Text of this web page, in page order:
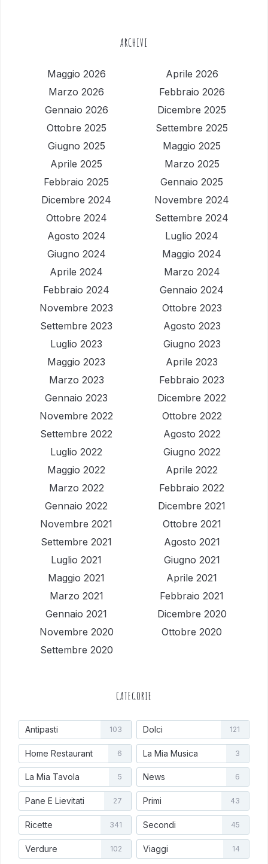
ARCHIVI
Maggio 2026
Aprile 2026
Marzo 2026
Febbraio 2026
Gennaio 2026
Dicembre 2025
Ottobre 2025
Settembre 2025
Giugno 2025
Maggio 2025
Aprile 2025
Marzo 2025
Febbraio 2025
Gennaio 2025
Dicembre 2024
Novembre 2024
Ottobre 2024
Settembre 2024
Agosto 2024
Luglio 2024
Giugno 2024
Maggio 2024
Aprile 2024
Marzo 2024
Febbraio 2024
Gennaio 2024
Novembre 2023
Ottobre 2023
Settembre 2023
Agosto 2023
Luglio 2023
Giugno 2023
Maggio 2023
Aprile 2023
Marzo 2023
Febbraio 2023
Gennaio 2023
Dicembre 2022
Novembre 2022
Ottobre 2022
Settembre 2022
Agosto 2022
Luglio 2022
Giugno 2022
Maggio 2022
Aprile 2022
Marzo 2022
Febbraio 2022
Gennaio 2022
Dicembre 2021
Novembre 2021
Ottobre 2021
Settembre 2021
Agosto 2021
Luglio 2021
Giugno 2021
Maggio 2021
Aprile 2021
Marzo 2021
Febbraio 2021
Gennaio 2021
Dicembre 2020
Novembre 2020
Ottobre 2020
Settembre 2020
CATEGORIE
Antipasti 103 Dolci 121
Home Restaurant 6 La Mia Musica 3
La Mia Tavola 5 News 6
Pane E Lievitati 27 Primi 43
Ricette 341 Secondi 45
Verdure 102 Viaggi 14